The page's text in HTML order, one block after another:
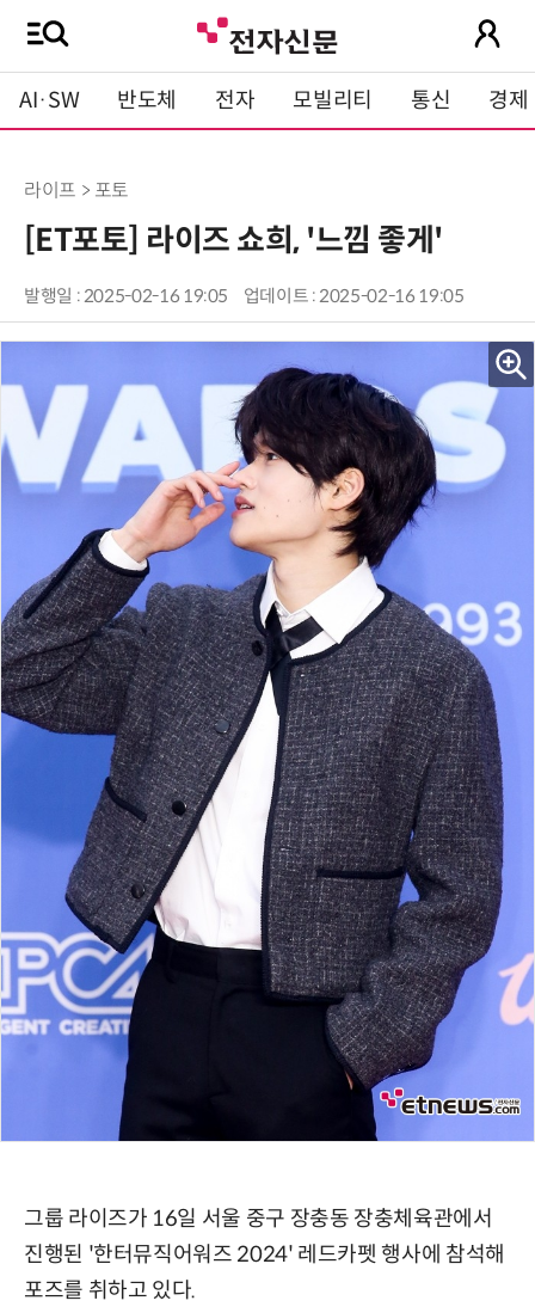
AI·SW 반도체 전자 모빌리티 통신 경제
라이프 > 포토
[ET포토] 라이즈 쇼희, '느낌 좋게'
발행일 : 2025-02-16 19:05 업데이트 : 2025-02-16 19:05
그룹 라이즈가 16일 서울 중구 장충동 장충체육관에서
진행된 '한터뮤직어워즈 2024' 레드카펫 행사에 참석해
포즈를 취하고 있다.